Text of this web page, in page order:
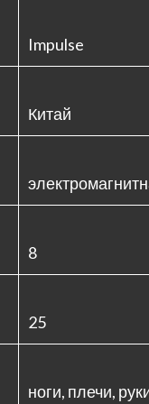
Impulse
Китай
8
25
ноги, плечи,